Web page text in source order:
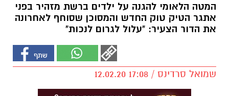
המטה הלאומי להגנה על ילדים ברשת מזהיר בפני
אתגר הטיק טוק החדש והמסוכן שסוחף לאחרונה
את הדור הצעיר: "עלול לגרום לנכות"
שמואל סרדינס / 17:08 12.02.20